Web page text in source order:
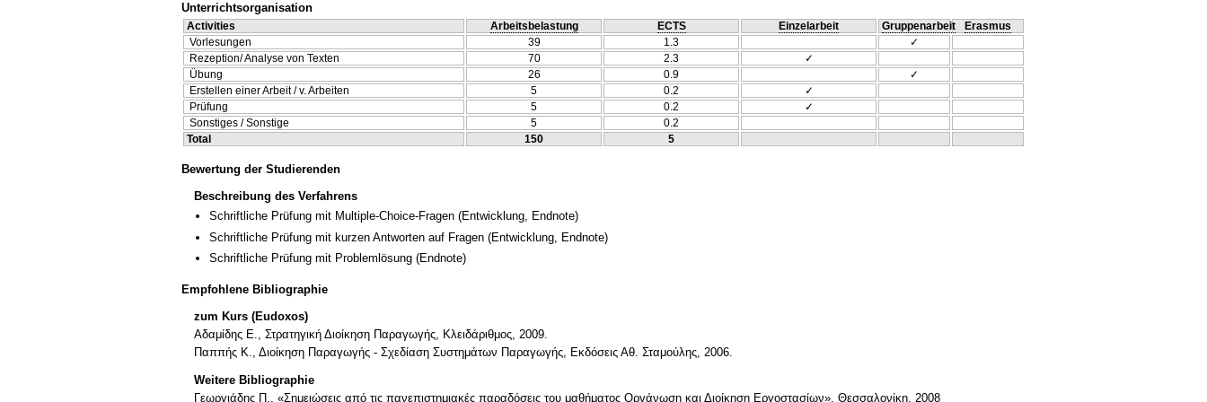
Unterrichtsorganisation
Activities Arbeitsbelastung ECTS Einzelarbeit Gruppenarbeit
Erasmus
Vorlesungen
39 1.3
✓
Rezeption/ Analyse von Texten
70 2.3
✓
Übung
26 0.9
✓
Erstellen einer Arbeit / v. Arbeiten
5 0.2
✓
Prüfung
5 0.2
✓
Sonstiges / Sonstige
5
0.2
Total
150 5
Bewertung der Studierenden
Beschreibung des Verfahrens
Schriftliche Prüfung mit Multiple-Choice-Fragen (Entwicklung, Endnote)
Schriftliche Prüfung mit kurzen Antworten auf Fragen (Entwicklung, Endnote)
Schriftliche Prüfung mit Problemlösung (Endnote)
Empfohlene Bibliographie
zum Kurs (Eudoxos)
Αδαμίδης E., Στρατηγική Διοίκηση Παραγωγής, Κλειδάριθμος, 2009.
Παππής Κ., Διοίκηση Παραγωγής - Σχεδίαση Συστημάτων Παραγωγής, Εκδόσεις Αθ. Σταμούλης, 2006.
Weitere Bibliographie
Γεωργιάδης Π., «Σημειώσεις από τις πανεπιστημιακές παραδόσεις του μαθήματος Οργάνωση και Διοίκηση Εργοστασίων», Θεσσαλονίκη, 2008